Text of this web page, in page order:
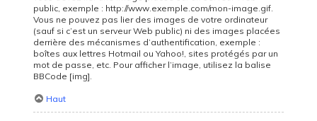
public, exemple : http://www.exemple.com/mon-image.gif.
Vous ne pouvez pas lier des images de votre ordinateur
(sauf si c’est un serveur Web public) ni des images placées
derrière des mécanismes d’authentification, exemple :
boîtes aux lettres Hotmail ou Yahoo!, sites protégés par un
mot de passe, etc. Pour afficher l’image, utilisez la balise
BBCode [img].
Haut